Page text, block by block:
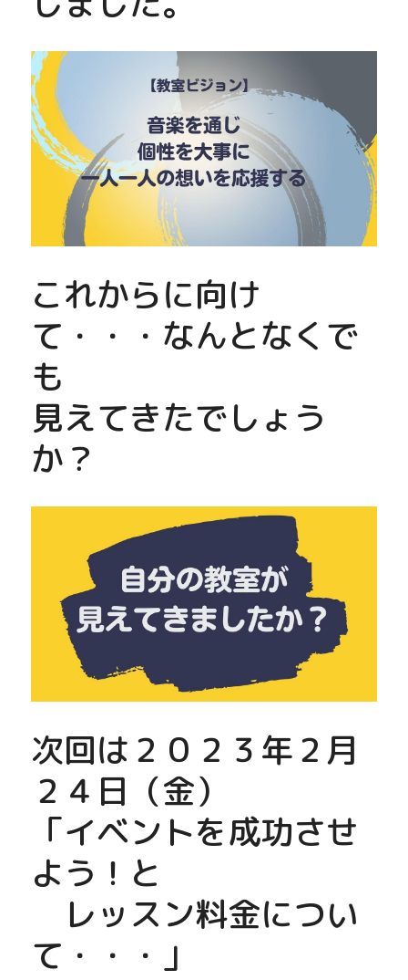
これからに向け
て・・・なんとなくで
も
見えてきたでしょう
か？
次回は２０２３年２月
２４日（金）
「イベントを成功させ
よう！と
レッスン料金につい
て・・・」